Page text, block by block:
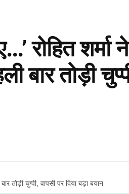
रोहित शर्मा
बार तोड़ी
तोड़ी चुप्पी, वापसी पर दिया बड़ा बयान